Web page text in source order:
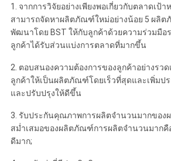
1. จากการวิจัยอย่างเพียงพอเกี่ยวกับตลาดเป้า
สามารถจัดหาผลิตภัณฑ์ใหม่อย่างน้อย 5 ผลิต
พัฒนาโดย BST ให้กับลูกค้าด้วยความร่วมมือ
ลูกค้าได้รับส่วนแบ่งการตลาดที่มากขึ้น
2. ตอบสนองความต้องการของลูกค้าอย่างรว
ลูกค้าให้เป็นผลิตภัณฑ์โดยเร็วที่สุดและเพิ่มป
และปรับปรุงให้ดีขึ้น
3. รับประกันคุณภาพการผลิตจำนวนมากขอ
สม่ำเสมอของผลิตภัณฑ์การผลิตจำนวนมากคื
ดีมาก;